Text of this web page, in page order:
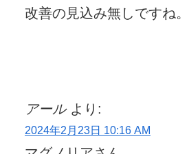
改善の見込み無しですね。
アール より:
2024年2月23日 10:16 AM